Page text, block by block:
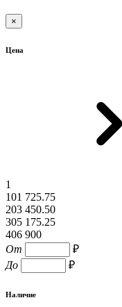
×
Цена
1
101 725.75
203 450.50
305 175.25
406 900
От
₽
До
₽
Наличие